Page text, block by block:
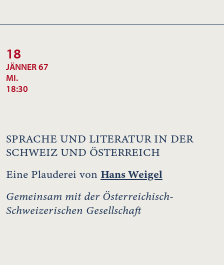
18
JÄNNER 67
MI.
18:30
SPRACHE UND LITERATUR IN DER
SCHWEIZ UND ÖSTERREICH
Eine Plauderei von Hans Weigel
Gemeinsam mit der Österreichisch-
Schweizerischen Gesellschaft